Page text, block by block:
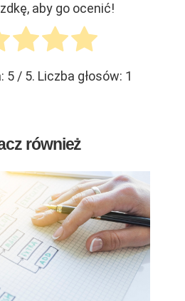
aby go ocenić!
5/ 5. Liczba głosów: 1
również